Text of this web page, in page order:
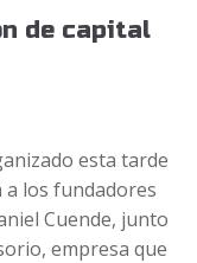
de capital
esta tarde
a los fundadores
Cuende, junto
empresa que